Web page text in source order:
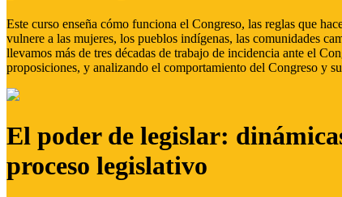
Este curso enseña cómo funciona el Congreso, las reglas que
vulnere a las mujeres, los pueblos indígenas, las comunidades
llevamos más de tres décadas de trabajo de incidencia ante el
proposiciones, y analizando el comportamiento del Congreso y
El poder de legislar:
proceso legislativo